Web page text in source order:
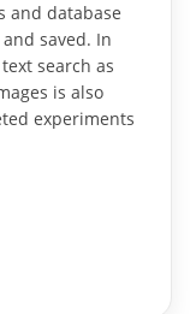
and database
saved. In
search as
is also
experiments